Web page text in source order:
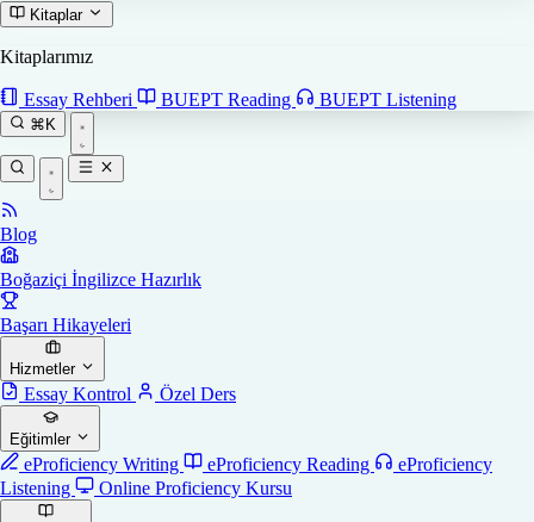
Kitaplar
Kitaplarımız
Essay Rehberi BUEPT Reading BUEPT Listening
⌘K
Blog
Boğaziçi İngilizce Hazırlık
Başarı Hikayeleri
Hizmetler
Essay Kontrol Özel Ders
Eğitimler
eProficiency Writing eProficiency Reading
eProficiency
Listening
Online Proficiency Kursu